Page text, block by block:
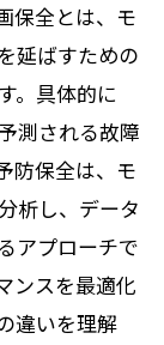
保全とは、モ
延ばすための
。具体的に
測される故障
防保全は、モ
析し、データ
アプローチで
ンスを最適化
違いを理解